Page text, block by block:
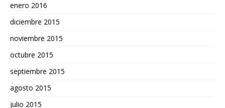
enero 2016
diciembre 2015
noviembre 2015
octubre 2015
septiembre 2015
agosto 2015
julio 2015